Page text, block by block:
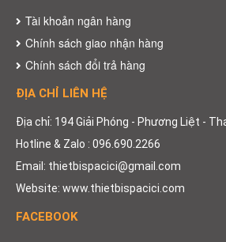
Tài khoản ngân hàng
Chính sách giao nhận hàng
Chính sách đổi trả hàng
ĐỊA CHỈ LIÊN HỆ
Địa chỉ: 194 Giải Phóng - Phương Liệt -
Hotline & Zalo : 096.690.2266
Email: thietbispacici@gmail.com
Website: www.thietbispacici.com
FACEBOOK